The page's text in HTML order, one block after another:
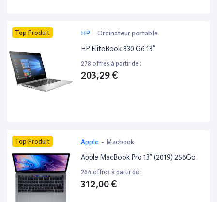
Top Produit HP - Ordinateur portable
HP EliteBook 830 G6 13”
278 offres à partir de :
203,29 €
Top Produit Apple - Macbook
Apple MacBook Pro 13” (2019) 256Go
264 offres à partir de :
312,00 €